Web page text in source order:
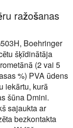
ražošanas
Boehringer
šķīdinātāja
(2 vai 5
%) PVA ūdens
iekārtu, kurā
šūna Dmini.
sajaukta ar
bezkontakta